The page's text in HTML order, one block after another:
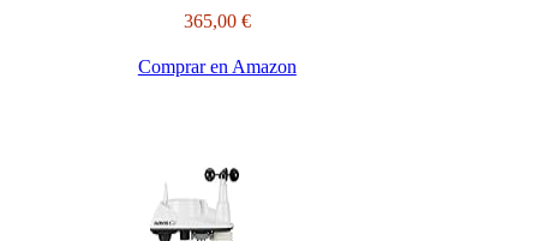
365,00 €
Comprar en Amazon